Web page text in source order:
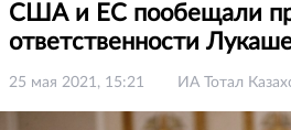
США и ЕС пообещали
ответственности
25 мая 2021, 15:21 ИА Тотал